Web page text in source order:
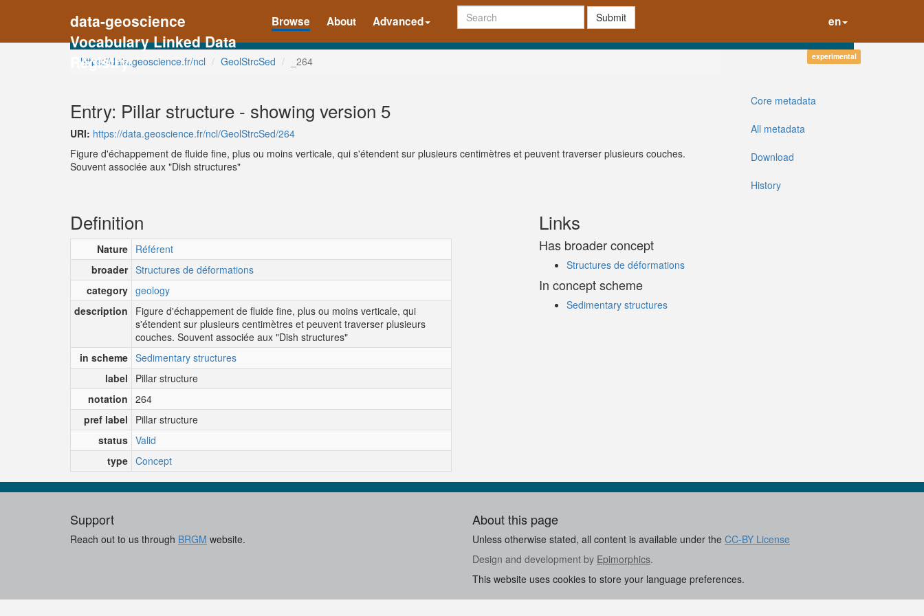
data-geoscience
Vocabulary Linked Data
Registry
Browse About Advanced Submit en
https://data.geoscience.fr/ncl GeolStrcSed _264 experimental
Entry: Pillar structure - showing version 5
URI: https://data.geoscience.fr/ncl/GeolStrcSed/264
Figure d'échappement de fluide fine, plus ou moins verticale, qui s'étendent sur plusieurs centimètres et peuvent traverser plusieurs couches.
Souvent associée aux "Dish structures"
Core metadata
All metadata
Download
History
Definition
Nature Référent
broader Structures de déformations
category geology
description
Figure d'échappement de fluide fine, plus ou moins verticale, qui
s'étendent sur plusieurs centimètres et peuvent traverser plusieurs
couches. Souvent associée aux "Dish structures"
in scheme Sedimentary structures
label
Pillar structure
notation 264
pref label
Pillar structure
status Valid
type Concept
Links
Has broader concept
Structures de déformations
In concept scheme
Sedimentary structures
Support
Reach out to us through BRGM website.
About this page
Unless otherwise stated, all content is available under the CC-BY License
Design and development by Epimorphics.
This website uses cookies to store your language preferences.